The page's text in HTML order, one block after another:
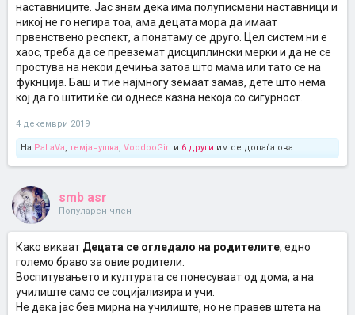
наставниците. Јас знам дека има полуписмени наставници и
никој не го негира тоа, ама децата мора да имаат
првенствено респект, а понатаму се друго. Цел систем ни е
хаос, треба да се превземат дисциплински мерки и да не се
простува на некои дечиња затоа што мама или тато се на
фукнција. Баш и тие најмногу земаат замав, дете што нема
кој да го штити ќе си однесе казна некоја со сигурност.
4 декември 2019
На PaLaVa, темјанушка, VoodooGirl и 6 други им се допаѓа ова.
smb asr
Популарен член
Како викаат Децата се огледало на родителите, едно
големо браво за овие родители.
Воспитувањето и културата се понесуваат од дома, а на
училиште само се социјализира и учи.
Не дека јас бев мирна на училиште, но не правев штета на